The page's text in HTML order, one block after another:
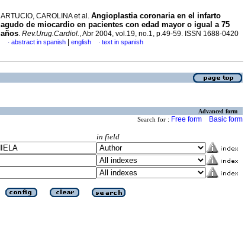
ARTUCIO, CAROLINA et al. Angioplastia coronaria en el infarto
agudo de miocardio en pacientes con edad mayor o igual a 75
años. Rev.Urug.Cardiol., Abr 2004, vol.19, no.1, p.49-59. ISSN 1688-0420
· abstract in spanish english · text in spanish
Advanced form
Search for : Free form Basic form
in field